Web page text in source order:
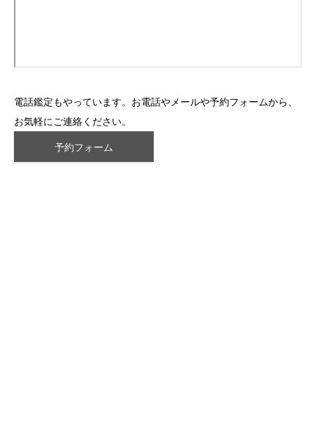
電話鑑定もやっています。お電話やメールや予約フォームから、
お気軽にご連絡ください。
予約フォーム